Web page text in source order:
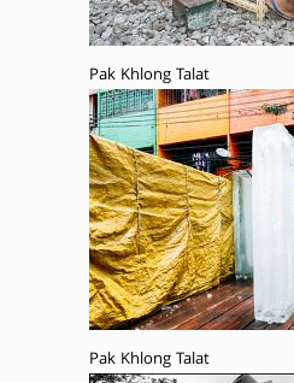
Pak Khlong Talat
Pak Khlong Talat